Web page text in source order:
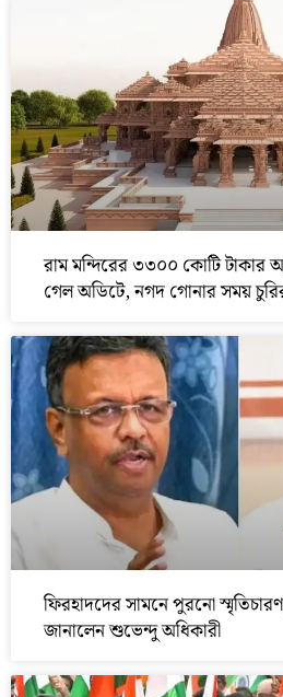
রাম মন্দিরের ৩৩০০ কোটি টাকার
গেল অডিটে, নগদ গোনার সময়
ফিরহাদদের সামনে পুরনো
জানালেন শুভেন্দু অধিকারী